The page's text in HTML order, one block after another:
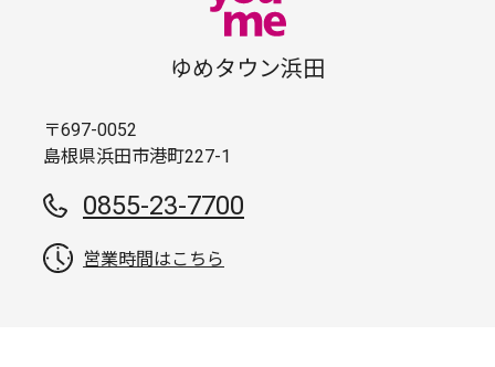
ゆめタウン浜田
〒697-0052
島根県浜田市港町227-1
0855-23-7700
営業時間はこちら